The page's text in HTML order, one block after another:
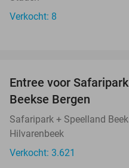
Verkocht: 8
Entree voor
Beekse Bergen
Safaripark + Speelland
Hilvarenbeek
Verkocht: 3.621